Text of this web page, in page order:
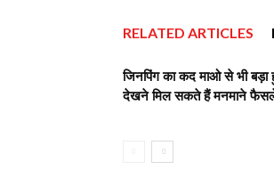
RELATED ARTICLES
जिनपिंग का कद माओ से भी
देखने मिल सकते हैं मनमाने